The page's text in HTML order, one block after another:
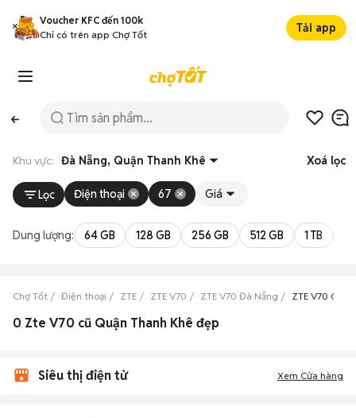
Voucher KFC đến 100k
Chỉ có trên app Chợ Tốt
Tải app
Khu vực: Đà Nẵng, Quận Thanh Khê Xoá lọc
Lọc Điện thoại 67 Giá
Dung lượng: 64 GB 128 GB 256 GB 512 GB 1 TB
Chợ Tốt Điện thoại ZTE ZTE V70 ZTE V70 Đà Nẵng ZTE V70
0 Zte V70 cũ Quận Thanh Khê đẹp
Siêu thị điện tử Xem Cửa hàng